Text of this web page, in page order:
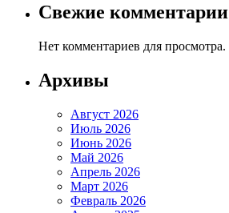
Свежие комментарии
Нет комментариев для просмотра.
Архивы
Август 2026
Июль 2026
Июнь 2026
Май 2026
Апрель 2026
Март 2026
Февраль 2026